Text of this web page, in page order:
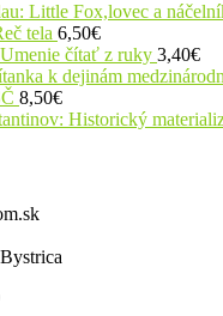
Little Fox,lovec a
tela 6,50€
čítať z ruky 3,40€
k dejinám
8,50€
Historický